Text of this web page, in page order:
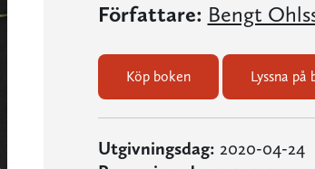
Författare: Bengt
Köp boken Lyssna på
Utgivningsdag: 2020-04-24